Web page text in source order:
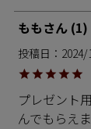
もも 1
投稿日
プレゼント
んでもらえま